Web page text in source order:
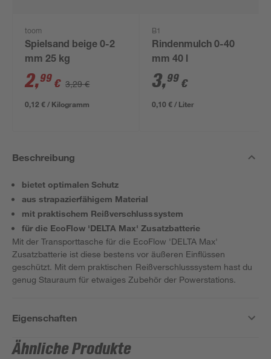
toom
Spielsand beige 0-2
mm 25 kg
2,99 € 3,29 €
0,12 € / Kilogramm
B1
Rindenmulch 0-40
mm 40 l
3,99 €
0,10 € / Liter
Beschreibung
bietet optimalen Schutz
aus strapazierfähigem Material
mit praktischem Reißverschlusssystem
für die EcoFlow 'DELTA Max' Zusatzbatterie
Mit der Transporttasche für die EcoFlow 'DELTA Max'
Zusatzbatterie ist diese bestens vor äußeren Einflüssen
geschützt. Mit dem praktischen Reißverschlusssystem hast du
genug Stauraum für etwaiges Zubehör der Powerstations.
Eigenschaften
Ähnliche Produkte